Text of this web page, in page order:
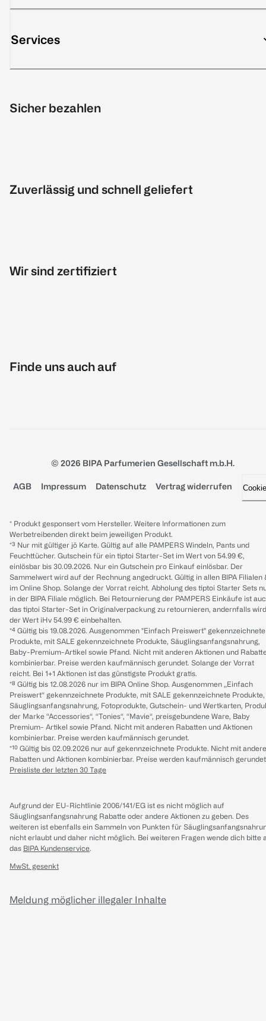
Services
Sicher bezahlen
Zuverlässig und schnell geliefert
Wir sind zertifiziert
Finde uns auch auf
© 2026 BIPA Parfumerien Gesellschaft m.b.H.
AGB Impressum Datenschutz Vertrag widerrufen
* Produkt gesponsert vom Hersteller. Weitere Informationen zum
Werbetreibenden direkt beim jeweiligen Produkt.
*³ Nur mit gültiger jö Karte. Gültig auf alle PAMPERS Windeln, Pants und
Feuchttücher. Gutschein für ein tiptoi Starter-Set im Wert von 54.99 €,
einlösbar bis 30.09.2026. Nur ein Gutschein pro Einkauf einlösbar. Der
Sammelwert wird auf der Rechnung angedruckt. Gültig in allen BIPA Filialen
im Online Shop. Solange der Vorrat reicht. Abholung des tiptoi Starter Sets
in der BIPA Filiale möglich. Bei Retournierung der PAMPERS Einkäufe ist
das tiptoi Starter-Set in Originalverpackung zu retournieren, andernfalls wird
der Wert iHv 54.99 € einbehalten.
*⁴ Gültig bis 19.08.2026. Ausgenommen "Einfach Preiswert" gekennzeichnete
Produkte, mit SALE gekennzeichnete Produkte, Säuglingsanfangsnahrung,
Baby-Premium-Artikel sowie Pfand. Nicht mit anderen Aktionen und
kombinierbar. Preise werden kaufmännisch gerundet. Solange der Vorrat
reicht. Bei 1+1 Aktionen ist das günstigste Produkt gratis.
*⁸ Gültig bis 12.08.2026 nur im BIPA Online Shop. Ausgenommen „Einfach
Preiswert“ gekennzeichnete Produkte, mit SALE gekennzeichnete Produkte,
Säuglingsanfangsnahrung, Fotoprodukte, Gutschein- und Wertkarten,
der Marke “Accessories“, “Tonies“, “Mavie“, preisgebundene Ware, Baby
Premium- Artikel sowie Pfand. Nicht mit anderen Rabatten und Aktionen
kombinierbar. Preise werden kaufmännisch gerundet.
*¹⁰ Gültig bis 02.09.2026 nur auf gekennzeichnete Produkte. Nicht mit
Rabatten und Aktionen kombinierbar. Preise werden kaufmännisch
Preisliste der letzten 30 Tage
Aufgrund der EU-Richtlinie 2006/141/EG ist es nicht möglich auf
Säuglingsanfangsnahrung Rabatte oder andere Aktionen zu geben. Des
weiteren ist ebenfalls ein Sammeln von Punkten für
nicht erlaubt und daher nicht möglich. Bei weiteren Fragen wende dich bitte
das BIPA Kundenservice.
MwSt. gesenkt
Meldung möglicher illegaler Inhalte